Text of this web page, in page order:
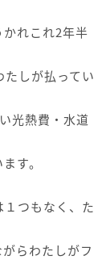
れこれ2年半
しが払ってい
光熱費・水道
す。
つもなく、た
らわたしがフ